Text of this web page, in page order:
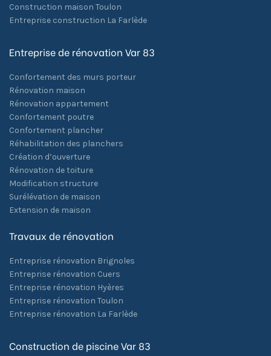
Construction maison Toulon
Entreprise construction La Farlède
Entreprise de rénovation Var 83
Confortement des murs porteur
Rénovation maison
Rénovation appartement
Confortement poutre
Confortement plancher
Réhabilitation des planchers
Création d’ouverture
Rénovation de toiture
Modification structure
Surélévation de maison
Extension de maison
Travaux de rénovation
Entreprise rénovation Brignoles
Entreprise rénovation Cuers
Entreprise rénovation Hyères
Entreprise rénovation Toulon
Entreprise rénovation La Farlède
Construction de piscine Var 83